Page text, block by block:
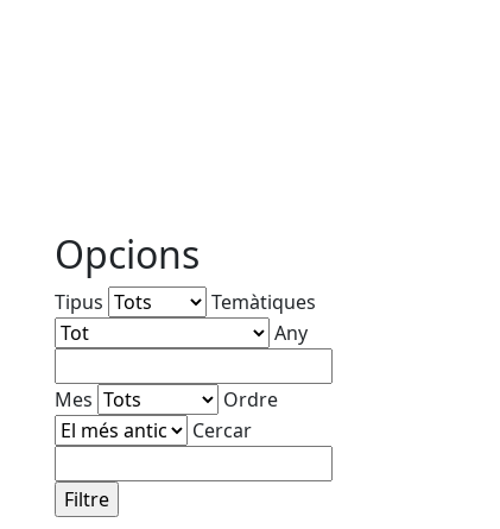
Opcions
Tipus
Temàtiques
Any
Mes
Ordre
Cercar